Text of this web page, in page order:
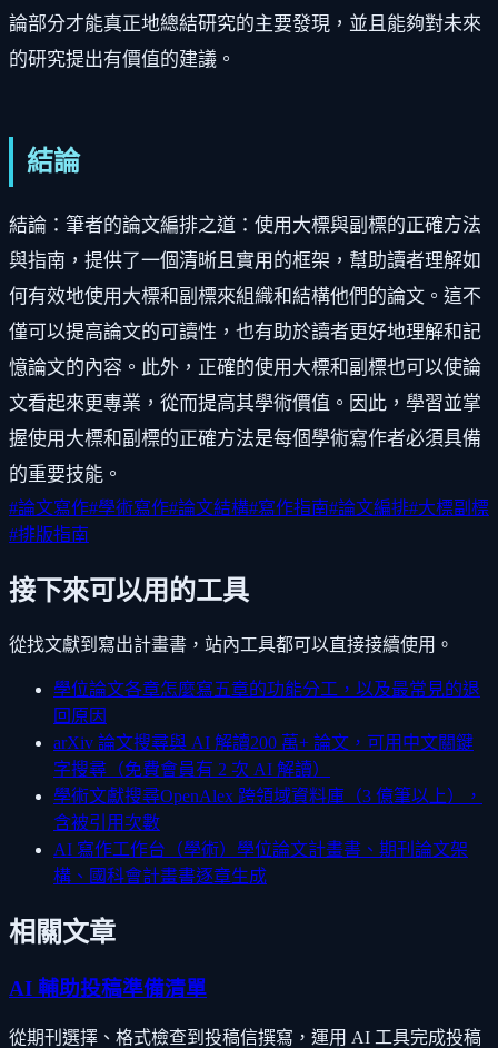
論部分才能真正地總結研究的主要發現，並且能夠對未來
的研究提出有價值的建議。
結論
結論：筆者的論文編排之道：使用大標與副標的正確方法
與指南，提供了一個清晰且實用的框架，幫助讀者理解如
何有效地使用大標和副標來組織和結構他們的論文。這不
僅可以提高論文的可讀性，也有助於讀者更好地理解和記
憶論文的內容。此外，正確的使用大標和副標也可以使論
文看起來更專業，從而提高其學術價值。因此，學習並掌
握使用大標和副標的正確方法是每個學術寫作者必須具備
的重要技能。
#論文寫作#學術寫作#論文結構#寫作指南#論文編排#大標副標
#排版指南
接下來可以用的工具
從找文獻到寫出計畫書，站內工具都可以直接接續使用。
學位論文各章怎麼寫五章的功能分工，以及最常見的退
回原因
arXiv 論文搜尋與 AI 解讀200 萬+ 論文，可用中文關鍵
字搜尋（免費會員有 2 次 AI 解讀）
學術文獻搜尋OpenAlex 跨領域資料庫（3 億筆以上），
含被引用次數
AI 寫作工作台（學術） 學位論文計畫書、期刊論文架
構、國科會計畫書逐章生成
相關文章
AI 輔助投稿準備清單
從期刊選擇、格式檢查到投稿信撰寫，運用 AI 工具完成投稿